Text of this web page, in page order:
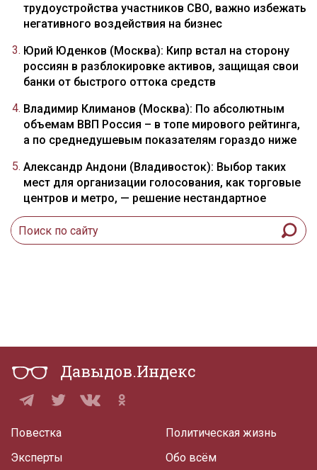
трудоустройства участников СВО, важно избежать
негативного воздействия на бизнес
Юрий Юденков (Москва): Кипр встал на сторону
россиян в разблокировке активов, защищая свои
банки от быстрого оттока средств
Владимир Климанов (Москва): По абсолютным
объемам ВВП Россия – в топе мирового рейтинга,
а по среднедушевым показателям гораздо ниже
Александр Андони (Владивосток): Выбор таких
мест для организации голосования, как торговые
центров и метро, — решение нестандартное
Давыдов.Индекс
Повестка
Эксперты
Политическая жизнь
Обо всём